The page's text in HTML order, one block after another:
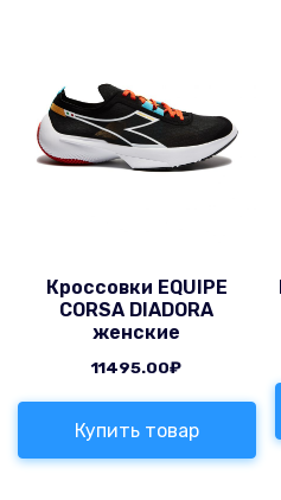
Кроссовки EQUIPE
CORSA DIADORA
женские
11495.00₽
Купить товар